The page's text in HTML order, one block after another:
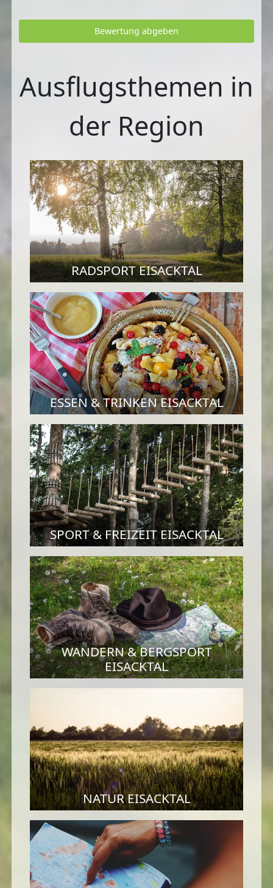
Bewertung abgeben
Ausflugsthemen in
der Region
RADSPORT EISACKTAL
ESSEN & TRINKEN EISACKTAL
SPORT & FREIZEIT EISACKTAL
WANDERN & BERGSPORT
EISACKTAL
NATUR EISACKTAL